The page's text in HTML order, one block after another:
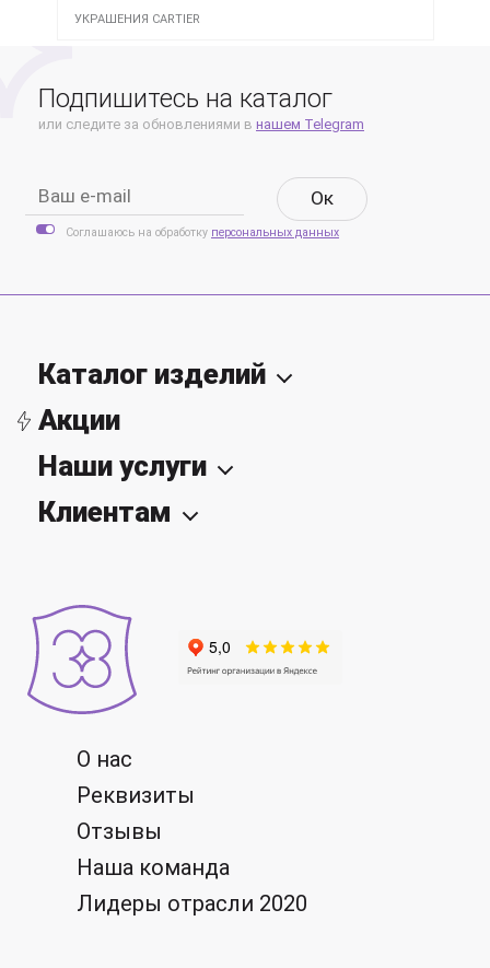
УКРАШЕНИЯ CARTIER
Подпишитесь на каталог
или следите за обновлениями в нашем Telegram
Oк
Соглашаюсь на обработку персональных данных
О нас
Реквизиты
Отзывы
Наша команда
Лидеры отрасли 2020
Каталог изделий
Акции
Наши услуги
Клиентам